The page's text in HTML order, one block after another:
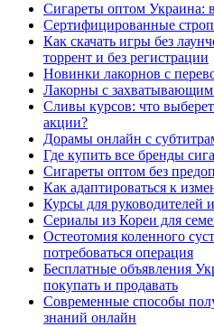
Сигареты оптом Украина:
Сертифицированные
Как скачать игры без
торрент и без регистрации
Новинки лакорнов с
Лакорны с
Сливы курсов: что
акции?
Дорамы онлайн с
Где купить все бренды
Сигареты оптом без
Как адаптироваться к
Курсы для руководителей
Сериалы из Кореи для
Остеотомия коленного
потребоваться операция
Бесплатные объявления
покупать и продавать
Современные способы
знаний онлайн